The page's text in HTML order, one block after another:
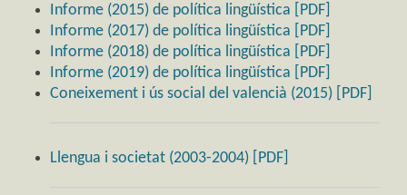
Informe (2015) de política lingüística [PDF]
Informe (2017) de política lingüística [PDF]
Informe (2018) de política lingüística [PDF]
Informe (2019) de política lingüística [PDF]
Coneixement i ús social del valencià (2015) [PDF]
Llengua i societat (2003-2004) [PDF]